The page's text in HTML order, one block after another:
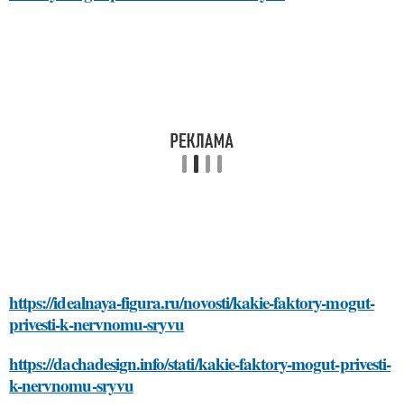
https://idealnaya-figura.ru/novosti/kakie-faktory-mogut-
privesti-k-nervnomu-sryvu
https://dachadesign.info/stati/kakie-faktory-mogut-privesti-
k-nervnomu-sryvu